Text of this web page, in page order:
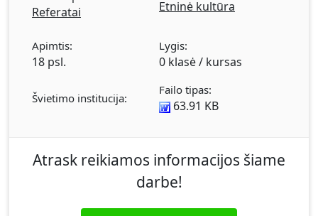
Referatai Etninė kultūra
Apimtis:
18 psl.
Lygis:
0 klasė / kursas
Švietimo institucija:
Failo tipas:
63.91 KB
Atrask reikiamos informacijos šiame
darbe!